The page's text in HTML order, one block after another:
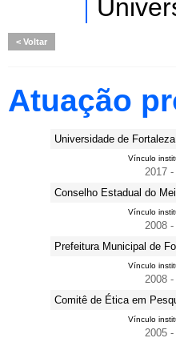
Voltar
Atuação
Universidade de
Vínculo
2017 -
Conselho Estadual do
Vínculo
2008 -
Prefeitura Municipal de
Vínculo
2008 -
Comitê de Ética em
Vínculo
2005 -